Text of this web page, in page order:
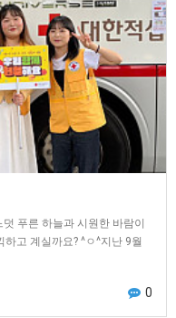
푸른 하늘과 시원한 바람이
고 계실까요? ^ㅇ^지난 9월
0